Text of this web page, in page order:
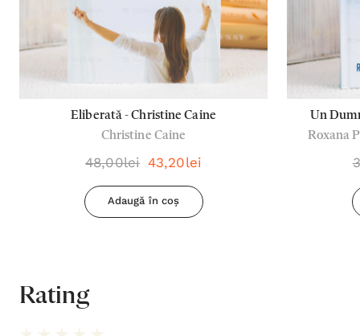
Eliberată - Christine Caine
Christine Caine
48,00lei 43,20lei
Adaugă în coș
Un
Roxana
Rating